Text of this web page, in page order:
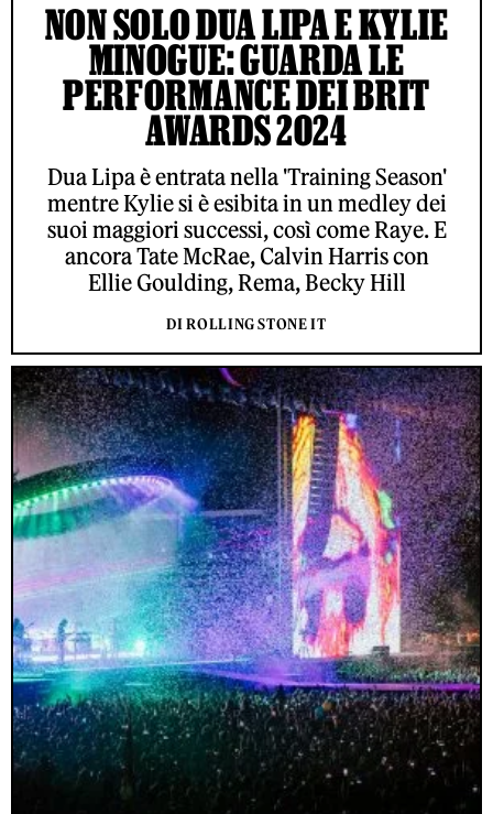
NON SOLO DUA LIPA E KYLIE
MINOGUE: GUARDA LE
PERFORMANCE DEI BRIT
AWARDS 2024
Dua Lipa è entrata nella 'Training Season'
mentre Kylie si è esibita in un medley dei
suoi maggiori successi, così come Raye. E
ancora Tate McRae, Calvin Harris con
Ellie Goulding, Rema, Becky Hill
DI ROLLING STONE IT